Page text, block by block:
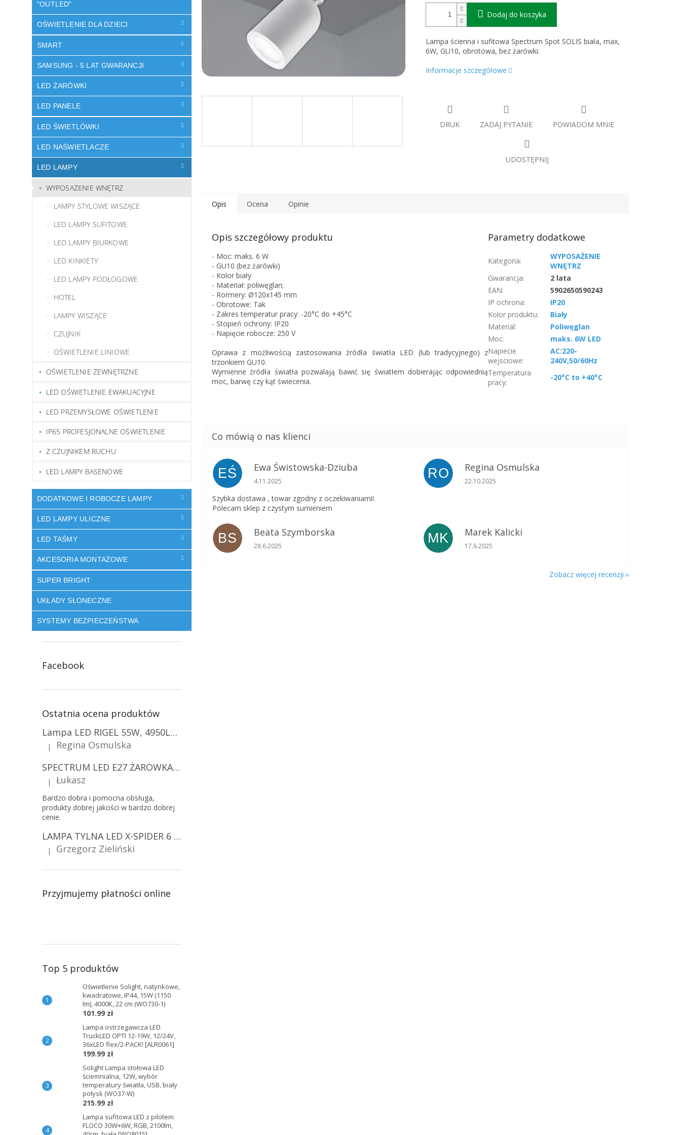
"OUTLED"
OŚWIETLENIE DLA DZIECI
SMART
SAMSUNG - 5 LAT GWARANCJI
LED ŻARÓWKI
LED PANELE
LED ŚWIETLÓWKI
LED NAŚWIETLACZE
LED LAMPY
WYPOSAŻENIE WNĘTRZ
LAMPY STYLOWE WISZĄCE
LED LAMPY SUFITOWE
LED LAMPY BIURKOWE
LED KINKIETY
LED LAMPY PODŁOGOWE
HOTEL
LAMPY WISZĄCE
CZUJNIK
OŚWIETLENIE LINIOWE
OŚWIETLENIE ZEWNĘTRZNE
LED OŚWIETLENIE EWAKUACYJNE
LED PRZEMYSŁOWE OŚWIETLENIE
IP65 PROFESJONALNE OŚWIETLENIE
Z CZUJNIKEM RUCHU
LED LAMPY BASENOWE
DODATKOWE I ROBOCZE LAMPY
LED LAMPY ULICZNE
LED TAŚMY
AKCESORIA MONTAŻOWE
SUPER BRIGHT
UKŁADY SŁONECZNE
SYSTEMY BEZPIECZEŃSTWA
Facebook
Ostatnia ocena produktów
Lampa LED RIGEL 55W, 4950LM, E27, 6500K [WL-10]
Ocena produktu to 5 na 5 gwiazdek.
|
Regina Osmulska
SPECTRUM LED E27 ŻARÓWKA LED 9W, A60/10-PACK!
Ocena produktu to 5 na 5 gwiazdek.
| Łukasz
Bardzo dobra i pomocna obsługa,
produkty dobrej jakości w bardzo dobrej
cenie.
LAMPA TYLNA LED X-SPIDER 6 FUNKCJI, R10, R148, R150, IP67, MOCOWANIE NA ŚRUBY [L2425]
Ocena produktu to 5 na 5 gwiazdek.
| Grzegorz Zieliński
Przyjmujemy płatności online
Top 5 produktów
Oświetlenie Solight, natynkowe,
kwadratowe, IP44, 15W (1150
lm), 4000K, 22 cm (WO730-1)
101.99 zł
Lampa ostrzegawcza LED
TruckLED OPTI 12-19W, 12/24V,
36xLED flex/2-PACK! [ALR0061]
199.99 zł
Solight Lampa stołowa LED
ściemnialna, 12W, wybór
temperatury światła, USB, biały
połysk (WO37-W)
215.99 zł
Lampa sufitowa LED z pilotem
FLOCO 30W+6W, RGB, 2100lm,
Dodaj do koszyka
Lampa ścienna i sufitowa Spectrum Spot SOLIS biała, max,
6W, GU10, obrotowa, bez żarówki.
Informacje szczegółowe
DRUK ZADAJ PYTANIE POWIADOM MNIE
UDOSTĘPNIJ
Opis Ocena Opinie
Opis szczegółowy produktu
- Moc: maks. 6 W
- GU10 (bez żarówki)
- Kolor biały
- Materiał: poliwęglan;
- Rormery: Ø120x145 mm
- Obrotowe: Tak
- Zakres temperatur pracy: -20°C do +45°C
- Stopień ochrony: IP20
- Napięcie robocze: 250 V
Oprawa z możliwością zastosowania źródła światła LED (lub tradycyjnego) z
trzonkiem GU10.
Wymienne źródła światła pozwalają bawić się światłem dobierając odpowiednią
moc, barwę czy kąt świecenia.
Parametry dodatkowe
Kategoria:
WYPOSAŻENIE
WNĘTRZ
Gwarancja:
2 lata
EAN:
5902650590243
IP ochrona:
IP20
Kolor produktu:
Biały
Material:
Poliwęglan
Moc:
maks. 6W LED
Napiecie
wejsciowe:
AC:220-
240V,50/60Hz
Temperatura
pracy:
-20°C to +40°C
EŚ Ewa Świstowska-Dziuba
Ocena sklepu to 5 na 5 gwiazdek.
4.11.2025
Szybka dostawa , towar zgodny z oczekiwaniami!.
Polecam sklep z czystym sumieniem
RO Regina Osmulska
Ocena sklepu to 5 na 5 gwiazdek.
22.10.2025
BS Beata Szymborska
Ocena sklepu to 5 na 5 gwiazdek.
28.6.2025
MK Marek Kalicki
Ocena sklepu to 5 na 5 gwiazdek.
17.6.2025
Zobacz więcej recenzji